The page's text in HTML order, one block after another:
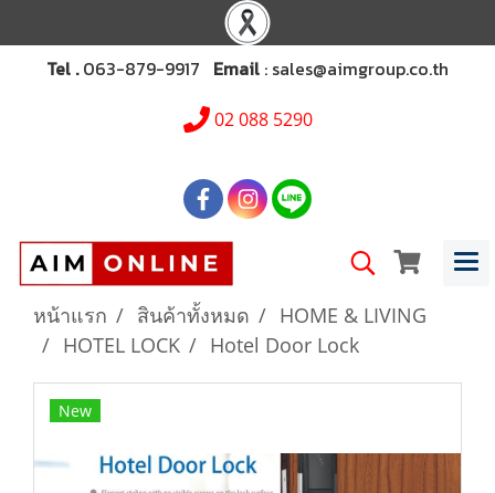
Tel .063-879-9917 Email : sales@aimgroup.co.th
02 088 5290
หน้าแรก สินค้าทั้งหมด
HOME & LIVING
HOTEL LOCK
Hotel Door Lock
New